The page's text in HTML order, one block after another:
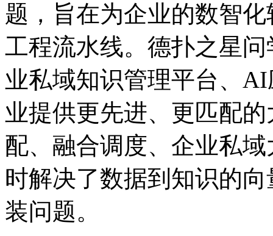
题，旨在为企业的数
工程流水线。德扑之星问
业私域知识管理平台、
业提供更先进、更匹配
配、融合调度、企业
时解决了数据到知识的
装问题。